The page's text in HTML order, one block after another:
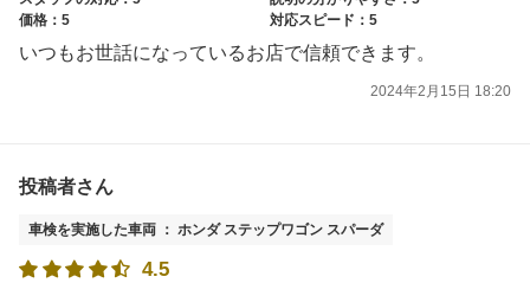
価格：5
対応スピード：5
いつもお世話になっているお店で信頼できます。
2024年2月15日 18:20
投稿者さん
車検を実施した車両 ： ホンダ ステップワゴン スパーダ
4.5